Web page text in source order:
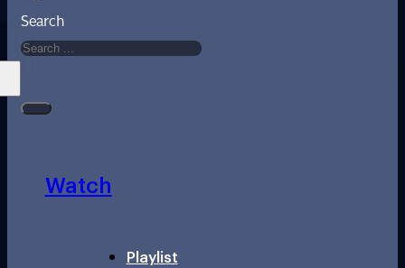
Search
Watch
Playlist